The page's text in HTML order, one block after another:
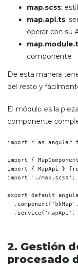
map.scss:
map.api.ts:
operar con su
componente
De esta manera
del resto y
El módulo es la
componente
import * as angular
import {
import { MapApi }
import './map.scss';
export default
.service('mapApi',
2. Gestión
procesado